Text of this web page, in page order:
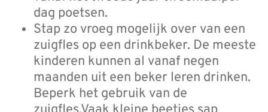
dag poetsen.
Stap zo vroeg mogelijk over van een
zuigfles op een drinkbeker. De meeste
kinderen kunnen al vanaf negen
maanden uit een beker leren drinken.
Beperk het gebruik van de